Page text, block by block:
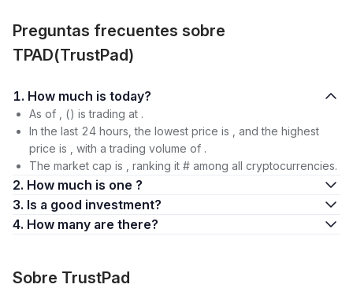
Preguntas frecuentes sobre
TPAD(TrustPad)
1. How much is today?
As of , () is trading at .
In the last 24 hours, the lowest price is , and the highest
price is , with a trading volume of .
The market cap is , ranking it # among all cryptocurrencies.
2. How much is one ?
3. Is a good investment?
4. How many are there?
Sobre TrustPad